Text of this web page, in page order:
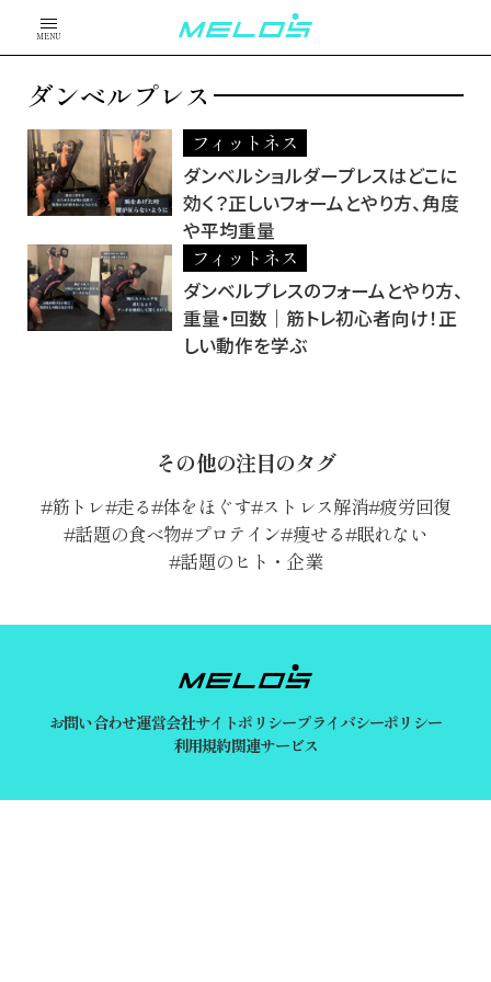
MENU
ダンベルプレス
フィットネス
ダンベルショルダープレスはどこに
効く？正しいフォームとやり方、角度
や平均重量
フィットネス
ダンベルプレスのフォームとやり方、
重量・回数｜筋トレ初心者向け！正
しい動作を学ぶ
その他の注目のタグ
筋トレ 走る 体をほぐす ストレス解消 疲労回復
話題の食べ物 プロテイン 痩せる 眠れない
話題のヒト・企業
お問い合わせ運営会社サイトポリシープライバシーポリシー
利用規約関連サービス